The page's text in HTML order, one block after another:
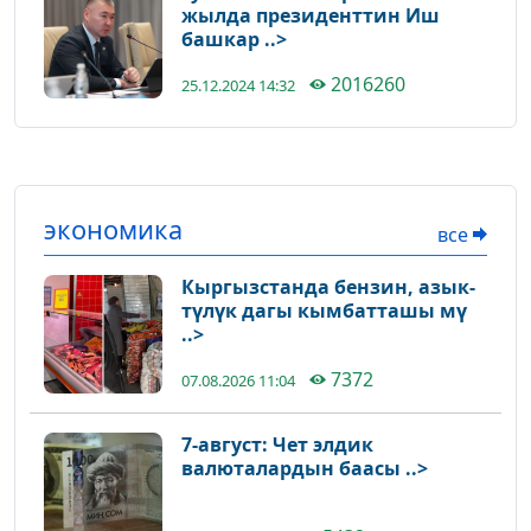
жылда президенттин Иш
башкар ..>
25.12.2024 14:32 2016260
экономика
все
Кыргызстанда бензин, азык-
түлүк дагы кымбатташы мү
..>
07.08.2026 11:04 7372
7-август: Чет элдик
валюталардын баасы ..>